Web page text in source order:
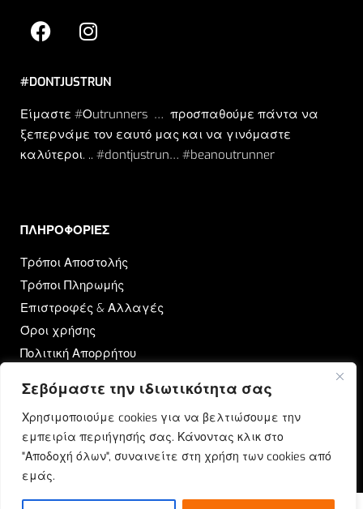
Σεβόμαστε την ιδιωτικότητα σας
Χρησιμοποιούμε cookies για να βελτιώσουμε την
εμπειρία περιήγησής σας. Κάνοντας κλικ στο
"Αποδοχή όλων", συναινείτε στη χρήση των cookies από
εμάς.
#DONTJUSTRUN
Είμαστε #Οutrunners … προσπαθούμε πάντα να
ξεπερνάμε τον εαυτό μας και να γινόμαστε
καλύτεροι. .. #dontjustrun… #beanoutrunner
ΠΛΗΡΟΦΟΡΙΕΣ​
Τρόποι Αποστολής
Τρόποι Πληρωμής
Επιστροφές & Αλλαγές
Όροι χρήσης
Πολιτική Απορρήτου
OUTRUN
Ποιοι Είμαστε
Επικοινωνία
Blog